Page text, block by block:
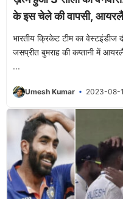
के इस चेले की वापसी,
भारतीय क्रिकेट टीम का वेस्टइंडीज
जसप्रीत बुमराह की कप्तानी में
...
Umesh Kumar 2023-08-